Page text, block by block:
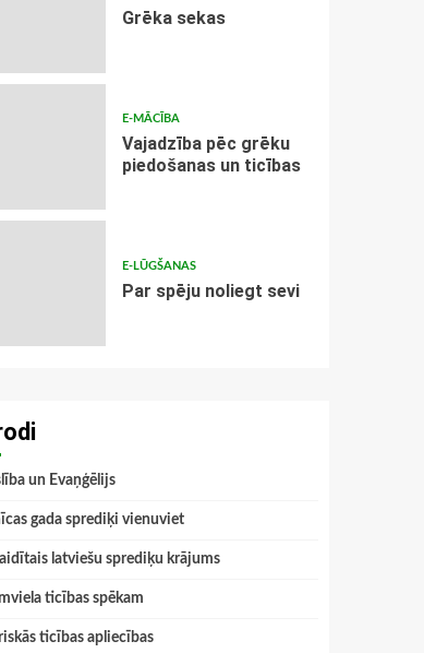
Grēka sekas
E-MĀCĪBA
Vajadzība pēc grēku
piedošanas un ticības
E-LŪGŠANAS
Par spēju noliegt sevi
un Evaņģēlijs
gada sprediķi vienuviet
latviešu sprediķu krājums
ticības spēkam
ticības apliecības